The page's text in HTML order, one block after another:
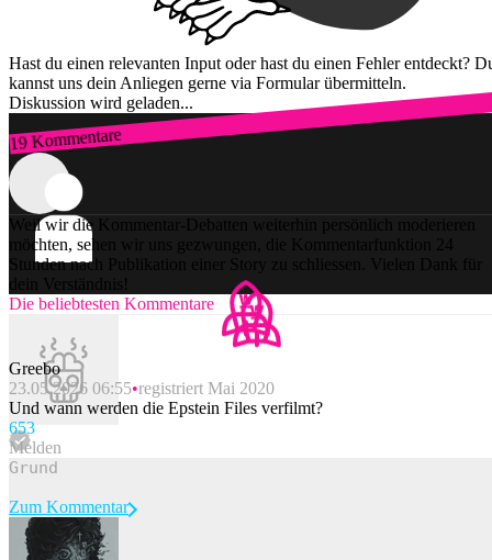
Hast du einen relevanten Input oder hast du einen Fehler entdeckt?
kannst uns dein Anliegen gerne via Formular übermitteln.
Diskussion wird geladen...
19 Kommentare
Zum Login
Weil wir die Kommentar-Debatten weiterhin persönlich moderieren
möchten, sehen wir uns gezwungen, die Kommentarfunktion 24
Stunden nach Publikation einer Story zu schliessen. Vielen Dank für
dein Verständnis!
Die beliebtesten Kommentare
Greebo
23.05.2026 06:55 registriert Mai 2020
Und wann werden die Epstein Files verfilmt?
653
Melden
Zum Kommentar